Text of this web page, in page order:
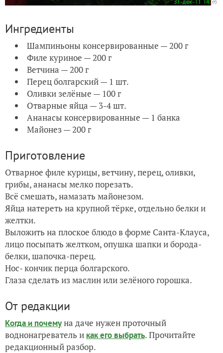
Ингредиенты
Шампиньоны консервированные — 200 г
Филе куриное — 200 г
Ветчина — 200 г
Перец болгарский — 1 шт.
Оливки зелёные — 100 г
Отварные яйца — 3-4 шт.
Ананасы консервированные — 1 банка
Майонез — 200 г
Приготовление
Отварное филе курицы, ветчину, перец, оливки,
грибы, ананасы мелко порезать.
Всё смешать, намазать майонезом.
Яйца натереть на крупной тёрке, отдельно белки и
желтки.
Выложить на плоское блюдо в форме Санта-Клауса,
лицо посыпать желтком, опушка шапки и борода-
белки, шапочка-перец.
Нос- кончик перца болгарского.
Глаза сделать из маслин или зелёного горошка.
От редакции
Когда и почемуна даче нужен проточный
воднонагреватель и как его выбрать. Прочитайте
редакционный разбор.